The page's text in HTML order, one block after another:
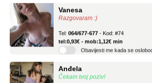
Razgovaram :)
tel:0,93€ - mob:1,12€ min
Obavijesti me kada se oslobodi
Čekam tvoj poziv!